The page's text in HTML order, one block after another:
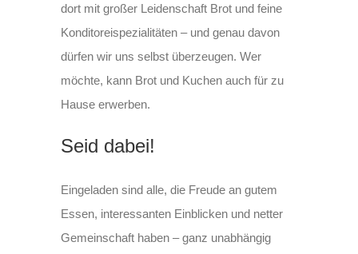
dort mit großer Leidenschaft Brot und feine
Konditoreispezialitäten – und genau davon
dürfen wir uns selbst überzeugen. Wer
möchte, kann Brot und Kuchen auch für zu
Hause erwerben.
Seid dabei!
Eingeladen sind alle, die Freude an gutem
Essen, interessanten Einblicken und netter
Gemeinschaft haben – ganz unabhängig